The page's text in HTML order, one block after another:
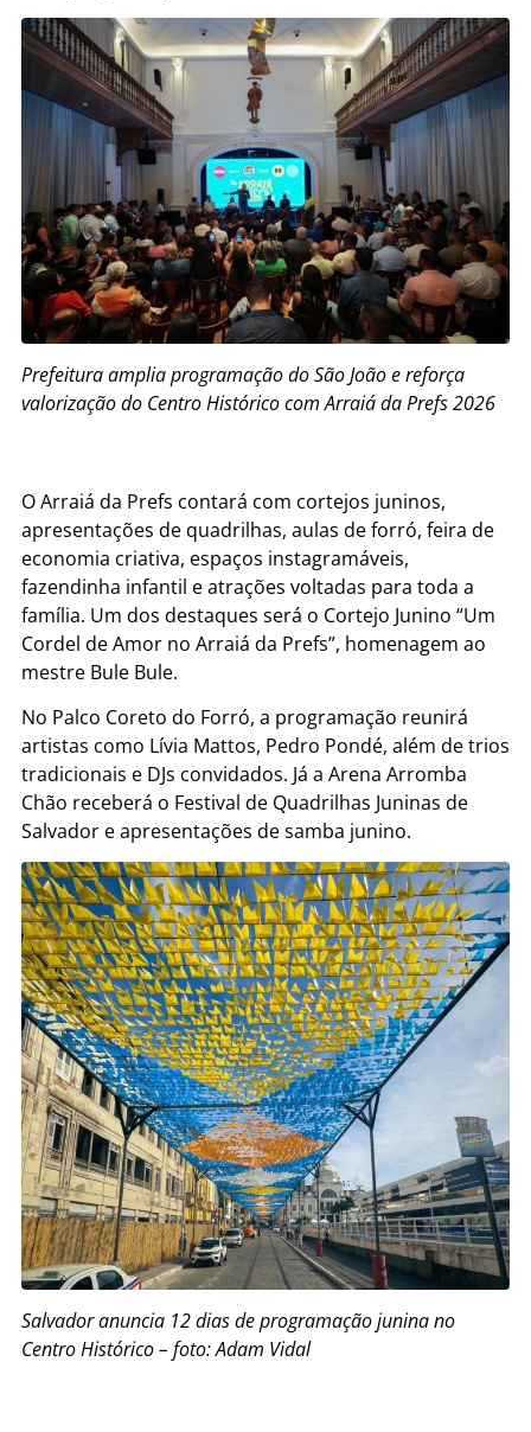
Prefeitura amplia programação do São João e reforça
valorização do Centro Histórico com Arraiá da Prefs 2026
O Arraiá da Prefs contará com cortejos juninos,
apresentações de quadrilhas, aulas de forró, feira de
economia criativa, espaços instagramáveis,
fazendinha infantil e atrações voltadas para toda a
família. Um dos destaques será o Cortejo Junino “Um
Cordel de Amor no Arraiá da Prefs”, homenagem ao
mestre Bule Bule.
No Palco Coreto do Forró, a programação reunirá
artistas como Lívia Mattos, Pedro Pondé, além de trios
tradicionais e DJs convidados. Já a Arena Arromba
Chão receberá o Festival de Quadrilhas Juninas de
Salvador e apresentações de samba junino.
Salvador anuncia 12 dias de programação junina no
Centro Histórico – foto: Adam Vidal